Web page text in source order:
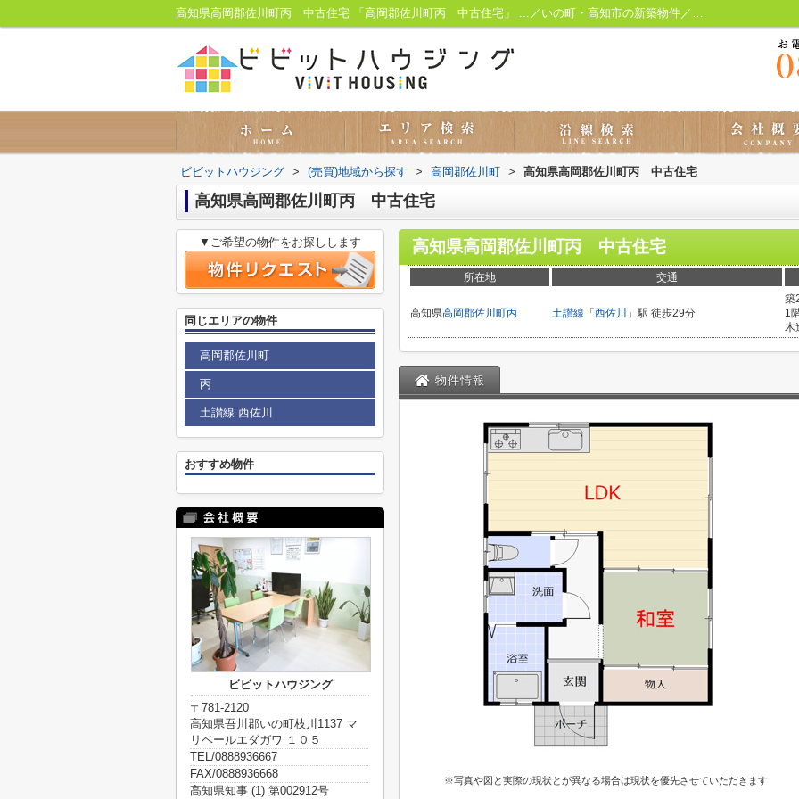
高知県高岡郡佐川町丙 中古住宅 「高岡郡佐川町丙 中古住宅」 ...／いの町・高知市の新築物件／ビビットハウジング
ビビットハウジング > (売買)地域から探す > 高岡郡佐川町 > 高知県高岡郡佐川町丙 中古住宅
高知県高岡郡佐川町丙 中古住宅
高知県高岡郡佐川町丙 中古住宅
所在地 交通
高知県高岡郡佐川町丙 土讃線 「 西佐川 」駅 徒歩29分
築
1
木
物件情報
※写真や図と実際の現状とが異なる場合は現状を優先させていただきます
▼ご希望の物件をお探しします
同じエリアの物件
高岡郡佐川町
丙
土讃線 西佐川
おすすめ物件
ビビットハウジング
〒781-2120
高知県吾川郡いの町枝川1137 マ
リベールエダガワ １０５
TEL/0888936667
FAX/0888936668
高知県知事 (1) 第002912号